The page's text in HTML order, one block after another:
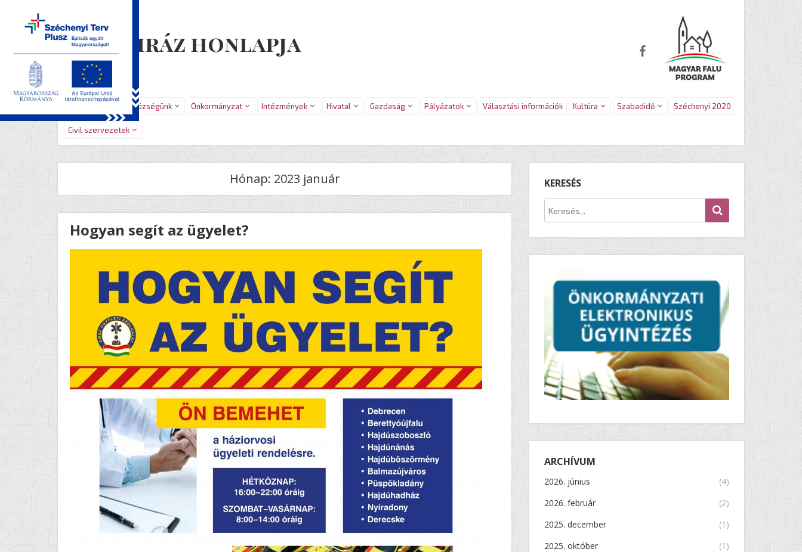
Újiráz honlapja
Községünk Önkormányzat Intézmények Hivatal Gazdaság Pályázatok Választási információk Kultúra Szabadidő Széchenyi 2020
Civil szervezetek
Hónap: 2023 január
Hogyan segít az ügyelet?
KERESÉS
ARCHÍVUM
2026. június
(4)
2026. február
(2)
2025. december
(1)
2025. október
(1)